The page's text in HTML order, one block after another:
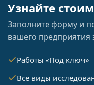
Узнайте
Заполните форму и
вашего предприятия
Работы «Под ключ»
Все виды